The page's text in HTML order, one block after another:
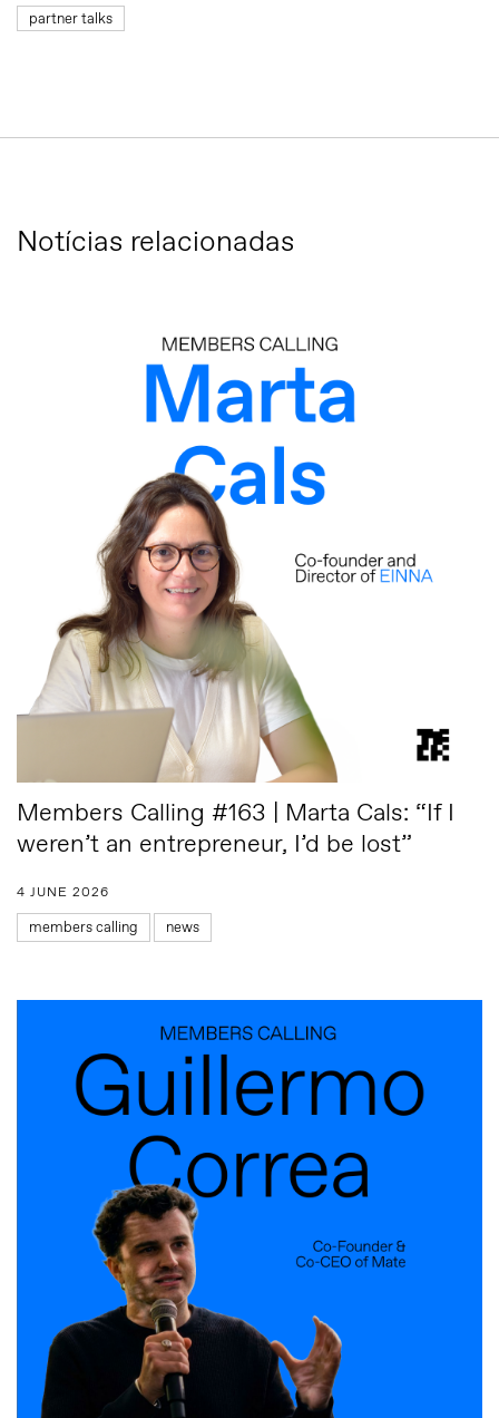
partner talks
Notícias relacionadas
Members Calling #163 | Marta Cals: “If I
weren’t an entrepreneur, I’d be lost”
4 JUNE 2026
members calling news